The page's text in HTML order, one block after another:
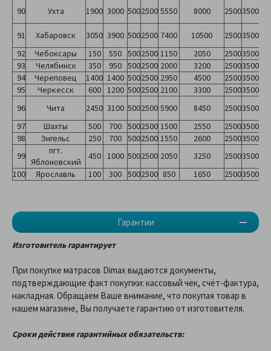
Гарантии
90
Ухта 1900 3000 5002500 5550 8000 25003500
91 Хабаровск 3050 3900 5002500 7400 10500 25003500
92
Чебоксары 150 550 5002500 1150 2050 25003500
93
Челябинск 350 950 5002500 2000 3200 25003500
94
Череповец 1400 1400 5002500 2950 4500 25003500
95
Черкесск 600 1200 5002500 2100 3300 25003500
96
Чита 2450 3100 5002500 5900 8450 25003500
97
Шахты 500 700 5002500 1500 2550 25003500
98
Энгельс 250 700 5002500 1550 2600 25003500
99
пгт.
Яблоновский
450 1000 5002500 2050 3250 25003500
100
Ярославль 100 300 5002500 850 1650 25003500
Изготовитель гарантирует
При покупке матрасов Dimax выдаются документы,
подтверждающие факт покупки: кассовый чек, счёт-фактура,
накладная. Обращаем Ваше внимание, что покупая товар в
нашем магазине, Вы получаете гарантию от изготовителя.
Сроки действия гарантийных обязательств: